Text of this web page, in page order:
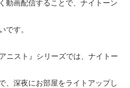
動画配信することで、ナイトーン
す。
ニスト』シリーズでは、ナイトー
、深夜にお部屋をライトアップし